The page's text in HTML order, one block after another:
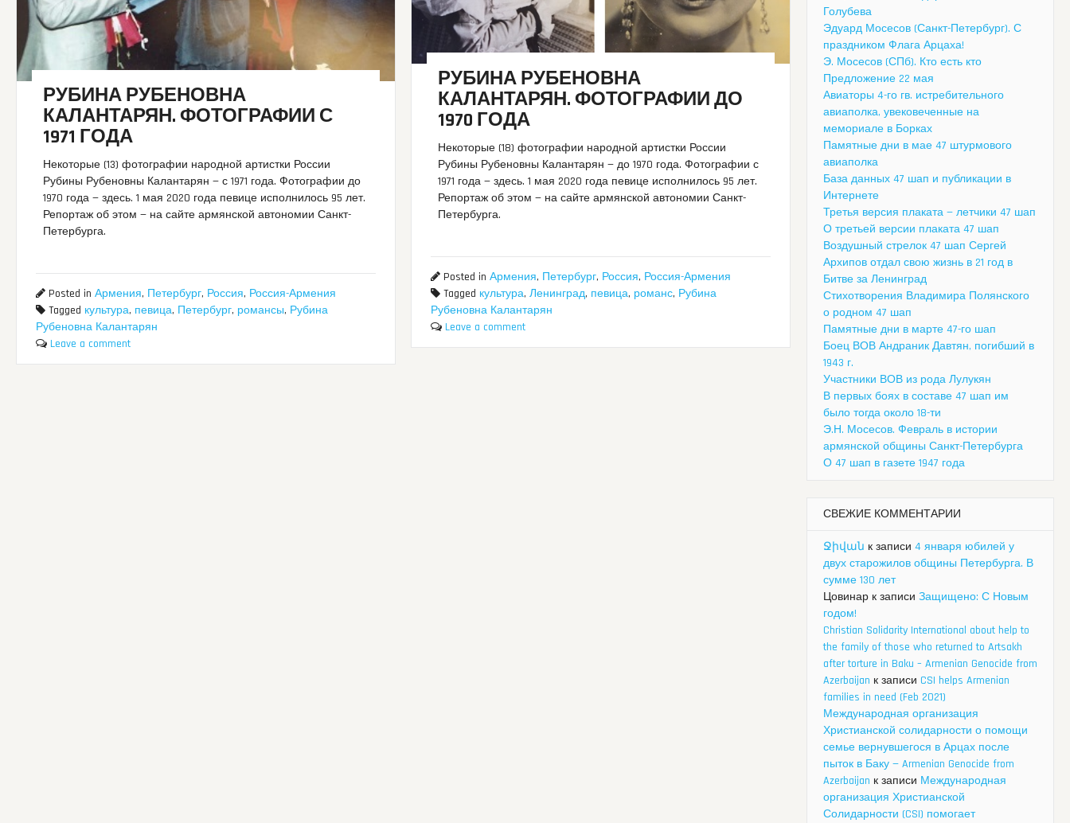
РУБИНА РУБЕНОВНА
КАЛАНТАРЯН. ФОТОГРАФИИ С
1971 ГОДА
Некоторые (13) фотографии народной артистки России
Рубины Рубеновны Калантарян — с 1971 года. Фотографии до
1970 года — здесь. 1 мая 2020 года певице исполнилось 95 лет.
Репортаж об этом — на сайте армянской автономии Санкт-
Петербурга.
Posted in Армения, Петербург, Россия, Россия-Армения
Tagged культура, певица, Петербург, романсы, Рубина
Рубеновна Калантарян
Leave a comment
РУБИНА РУБЕНОВНА
КАЛАНТАРЯН. ФОТОГРАФИИ ДО
1970 ГОДА
Некоторые (18) фотографии народной артистки России
Рубины Рубеновны Калантарян — до 1970 года. Фотографии с
1971 года — здесь. 1 мая 2020 года певице исполнилось 95 лет.
Репортаж об этом — на сайте армянской автономии Санкт-
Петербурга.
Posted in Армения, Петербург, Россия, Россия-Армения
Tagged культура, Ленинград, певица, романс, Рубина
Рубеновна Калантарян
Leave a comment
Голубева
Эдуард Мосесов (Санкт-Петербург). С
праздником Флага Арцаха!
Э. Мосесов (СПб). Кто есть кто
Предложение 22 мая
Авиаторы 4-го гв. истребительного
авиаполка, увековеченные на
мемориале в Борках
Памятные дни в мае 47 штурмового
авиаполка
База данных 47 шап и публикации в
Интернете
Третья версия плаката — летчики 47 шап
О третьей версии плаката 47 шап
Воздушный стрелок 47 шап Сергей
Архипов отдал свою жизнь в 21 год в
Битве за Ленинград
Стихотворения Владимира Полянского
о родном 47 шап
Памятные дни в марте 47-го шап
Боец ВОВ Андраник Давтян, погибший в
1943 г.
Участники ВОВ из рода Лулукян
В первых боях в составе 47 шап им
было тогда около 18-ти
Э.Н. Мосесов. Февраль в истории
армянской общины Санкт-Петербурга
О 47 шап в газете 1947 года
СВЕЖИЕ КОММЕНТАРИИ
Ջիվան к записи 4 января юбилей у
двух старожилов общины Петербурга. В
сумме 130 лет
Цовинар к записи Защищено: С Новым
годом!
Christian Solidarity International about help to
the family of those who returned to Artsakh
after torture in Baku – Armenian Genocide from
Azerbaijan к записи CSI helps Armenian
families in need (Feb 2021)
Международная организация
Христианской солидарности о помощи
семье вернувшегося в Арцах после
пыток в Баку — Armenian Genocide from
Azerbaijan к записи Международная
организация Христианской
Солидарности (CSI) помогает